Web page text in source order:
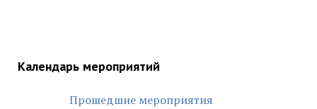
Календарь мероприятий
Прошедшие мероприятия